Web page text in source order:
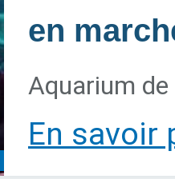
en
Aquarium
En savoir